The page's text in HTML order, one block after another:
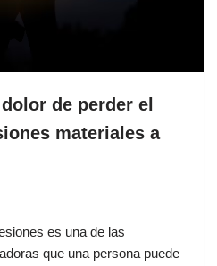
de perder el
materiales a
es una de las
que una persona puede